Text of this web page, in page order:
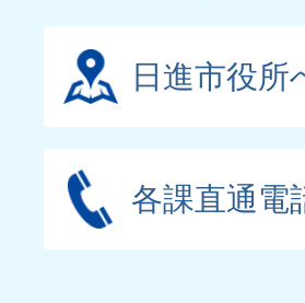
日進市役所
各課直通電